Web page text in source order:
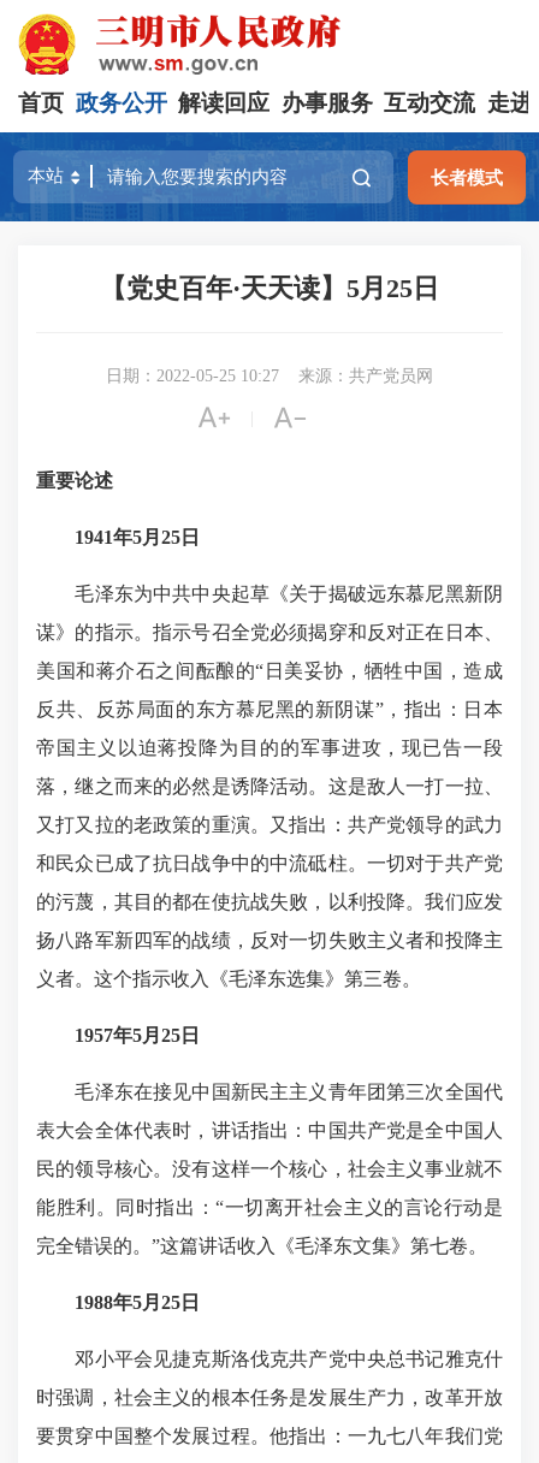
首页 政务公开 解读回应 办事服务 互动交流 走进
长者模式
【党史百年·天天读】5月25日
日期：2022-05-25 10:27 来源：共产党员网
 
重要论述
1941年5月25日
毛泽东为中共中央起草《关于揭破远东慕尼黑新阴
谋》的指示。指示号召全党必须揭穿和反对正在日本、
美国和蒋介石之间酝酿的“日美妥协，牺牲中国，造成
反共、反苏局面的东方慕尼黑的新阴谋”，指出：日本
帝国主义以迫蒋投降为目的的军事进攻，现已告一段
落，继之而来的必然是诱降活动。这是敌人一打一拉、
又打又拉的老政策的重演。又指出：共产党领导的武力
和民众已成了抗日战争中的中流砥柱。一切对于共产党
的污蔑，其目的都在使抗战失败，以利投降。我们应发
扬八路军新四军的战绩，反对一切失败主义者和投降主
义者。这个指示收入《毛泽东选集》第三卷。
1957年5月25日
毛泽东在接见中国新民主主义青年团第三次全国代
表大会全体代表时，讲话指出：中国共产党是全中国人
民的领导核心。没有这样一个核心，社会主义事业就不
能胜利。同时指出：“一切离开社会主义的言论行动是
完全错误的。”这篇讲话收入《毛泽东文集》第七卷。
1988年5月25日
邓小平会见捷克斯洛伐克共产党中央总书记雅克什
时强调，社会主义的根本任务是发展生产力，改革开放
要贯穿中国整个发展过程。他指出：一九七八年我们党